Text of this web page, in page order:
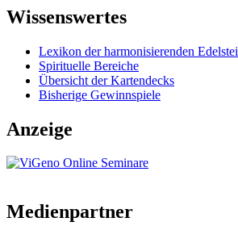
Wissenswertes
Lexikon der harmonisierenden
Spirituelle Bereiche
Übersicht der Kartendecks
Bisherige Gewinnspiele
Anzeige
Medienpartner